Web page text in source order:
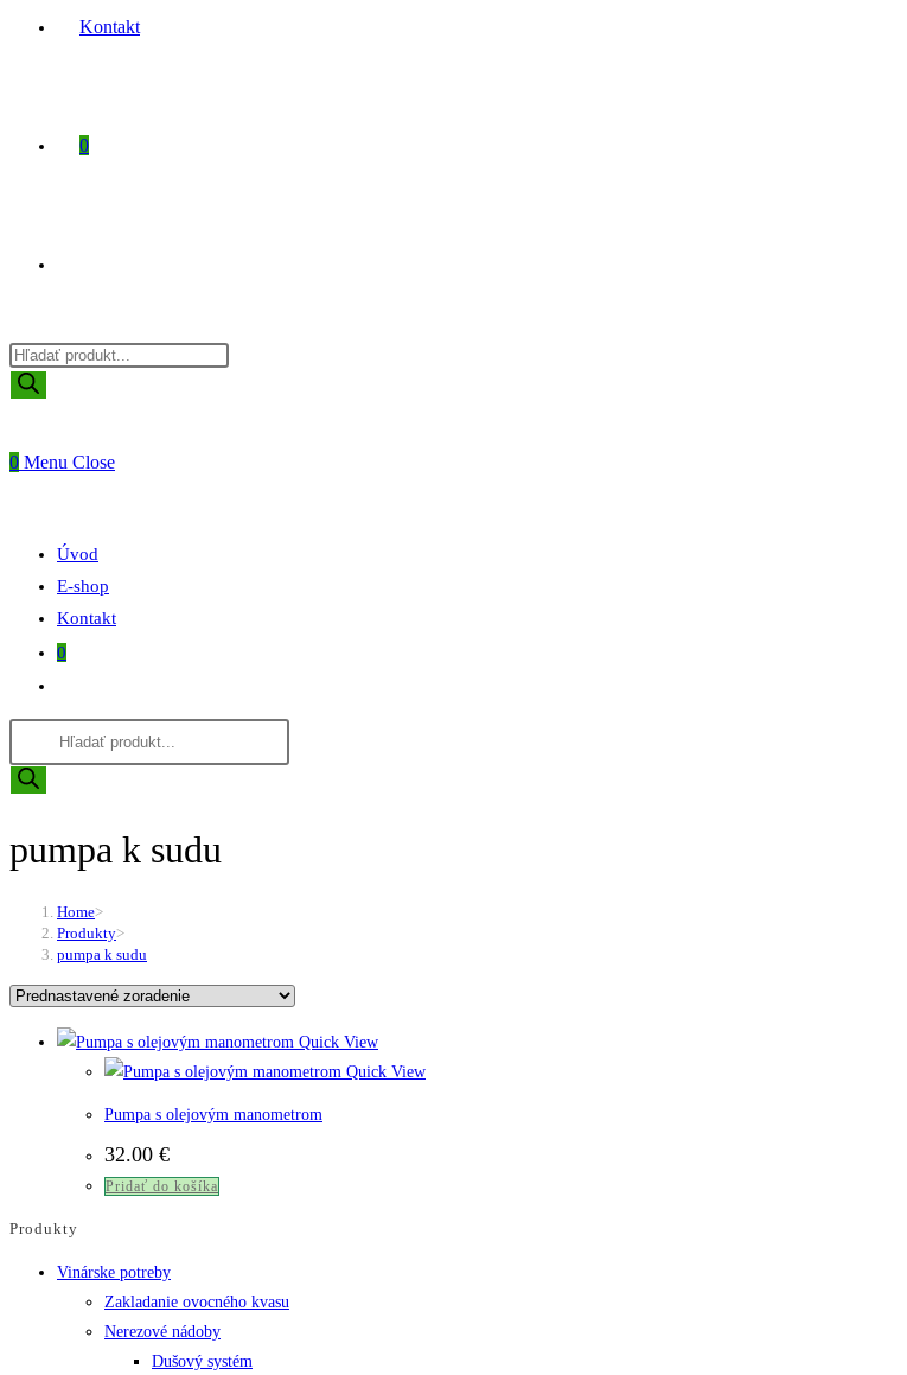
Kontakt
0
Products
search
0 Menu Close
Úvod
E-shop
Kontakt
0
website
search
Products
search
pumpa k sudu
Home>
Produkty>
pumpa k sudu
Quick View
Quick View
Pumpa s olejovým manometrom
32.00 €
Pridať do košíka
Produkty
Vinárske potreby
Zakladanie ovocného kvasu
Nerezové nádoby
Dušový systém